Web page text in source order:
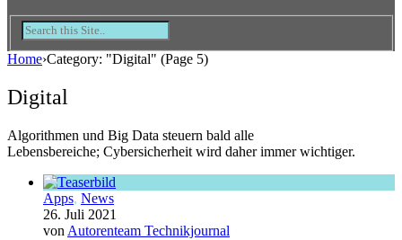
Home›Category: "Digital" (Page 5)
Digital
Algorithmen und Big Data steuern bald alle
Lebensbereiche; Cybersicherheit wird daher immer wichtiger.
Apps, News
26. Juli 2021
von Autorenteam Technikjournal